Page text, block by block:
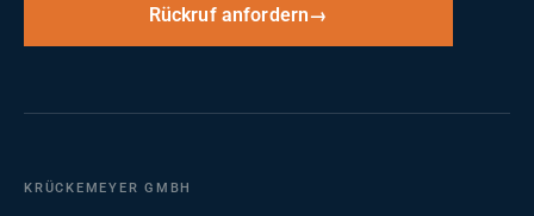
Rückruf anfordern
KRÜCKEMEYER GMBH